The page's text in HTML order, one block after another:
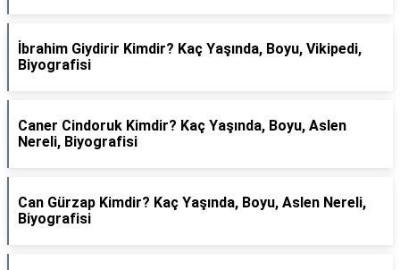
İbrahim Giydirir Kimdir? Kaç Yaşında, Boyu, Vikipedi,
Biyografisi
Caner Cindoruk Kimdir? Kaç Yaşında, Boyu, Aslen
Nereli, Biyografisi
Can Gürzap Kimdir? Kaç Yaşında, Boyu, Aslen Nereli,
Biyografisi